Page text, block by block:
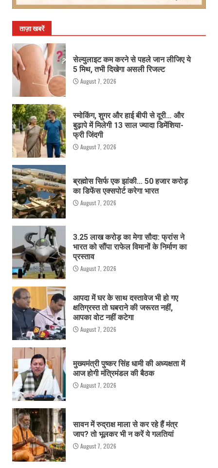
ताज़ा खबरें
सेल्युलाइट कम करने से पहले जान लीजिए ये
5 मिथ, तभी दिखेगा असली रिजल्ट
August 7, 2026
स्मोकिंग, शुगर और हाई बीपी से दूरी… और
बुढ़ापे में मिलेगी 13 साल ज्यादा डिमेंशिया-
फ्री जिंदगी
August 7, 2026
ब्रह्मोस सिर्फ एक झांकी… 50 हजार करोड़
का डिफेंस एक्सपोर्ट करेगा भारत
August 7, 2026
3.25 लाख करोड़ का मेगा सौदा: फ्रांस ने
भारत को सौंपा राफेल विमानों के निर्माण का
प्रस्ताव
August 7, 2026
आपदा में घर के साथ दस्तावेज भी हो गए
क्षतिग्रस्त तो घबराने की जरूरत नहीं,
आपका वोट नहीं कटेगा
August 7, 2026
मुख्यमंत्री पुष्कर सिंह धामी की अध्यक्षता में
आज होगी मंत्रिमंडल की बैठक
August 7, 2026
सावन में रुद्राक्ष माला से कर रहे हैं मंत्र
जाप? तो भूलकर भी न करें ये गलतियां
August 7, 2026